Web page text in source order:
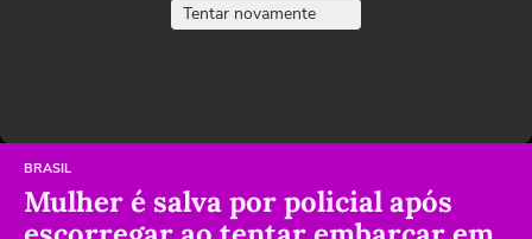
Tentar novamente
BRASIL
Mulher é salva por policial após